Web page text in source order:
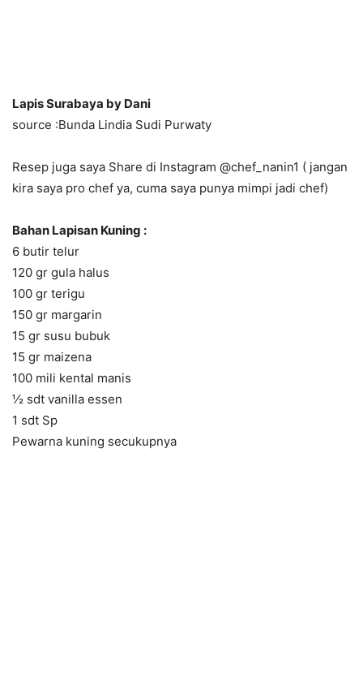
Lapis Surabaya by Dani
source :Bunda Lindia Sudi Purwaty
Resep juga saya Share di Instagram @chef_nanin1 ( jangan
kira saya pro chef ya, cuma saya punya mimpi jadi chef)
Bahan Lapisan Kuning :
6 butir telur
120 gr gula halus
100 gr terigu
150 gr margarin
15 gr susu bubuk
15 gr maizena
100 mili kental manis
½ sdt vanilla essen
1 sdt Sp
Pewarna kuning secukupnya